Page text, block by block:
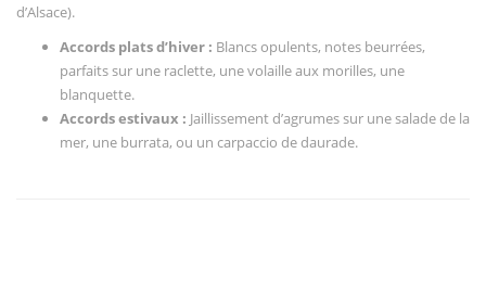
d’Alsace).
Accords plats d’hiver : Blancs opulents, notes beurrées,
parfaits sur une raclette, une volaille aux morilles, une
blanquette.
Accords estivaux : Jaillissement d’agrumes sur une salade de la
mer, une burrata, ou un carpaccio de daurade.